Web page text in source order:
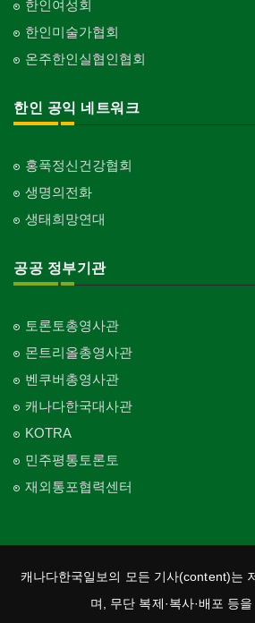
한인여성회
한인미술가협회
온주한인실협인협회
한인 공익 네트워크
홍푹정신건강협회
생명의전화
생태희망연대
공공 정부기관
토론토총영사관
몬트리올총영사관
벤쿠버총영사관
캐나다한국대사관
KOTRA
민주평통토론토
재외통포협력센터
캐나다한국일보의 모든 기사(content)는
며, 무단 복제·복사·배포 등을